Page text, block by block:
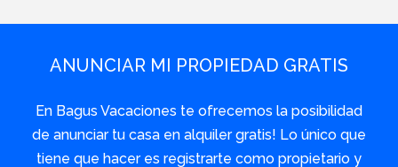
ANUNCIAR MI PROPIEDAD GRATIS
En Bagus Vacaciones te ofrecemos la posibilidad
de anunciar tu casa en alquiler gratis! Lo único que
tiene que hacer es registrarte como propietario y